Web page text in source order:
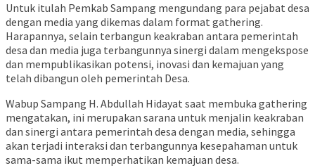
Untuk itulah Pemkab Sampang mengundang para pejabat desa
dengan media yang dikemas dalam format gathering.
Harapannya, selain terbangun keakraban antara pemerintah
desa dan media juga terbangunnya sinergi dalam mengekspose
dan mempublikasikan potensi, inovasi dan kemajuan yang
telah dibangun oleh pemerintah Desa.
Wabup Sampang H. Abdullah Hidayat saat membuka gathering
mengatakan, ini merupakan sarana untuk menjalin keakraban
dan sinergi antara pemerintah desa dengan media, sehingga
akan terjadi interaksi dan terbangunnya kesepahaman untuk
sama-sama ikut memperhatikan kemajuan desa.